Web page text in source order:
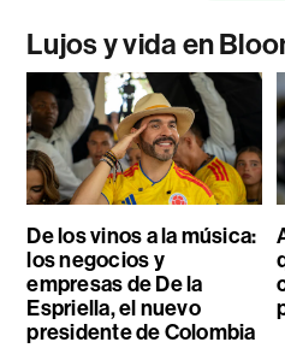
Lujos y vida en
De los vinos a la música:
los negocios y
empresas de De la
Espriella, el nuevo
presidente de Colombia